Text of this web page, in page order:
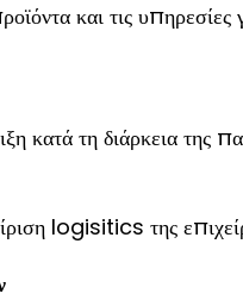
και τις
κατά τη διάρκεια της
logisitics της